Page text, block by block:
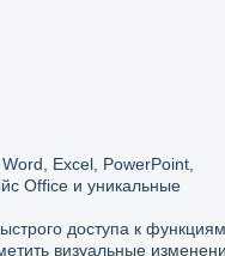
Excel, PowerPoint,
Office и уникальные
доступа к
визуальные